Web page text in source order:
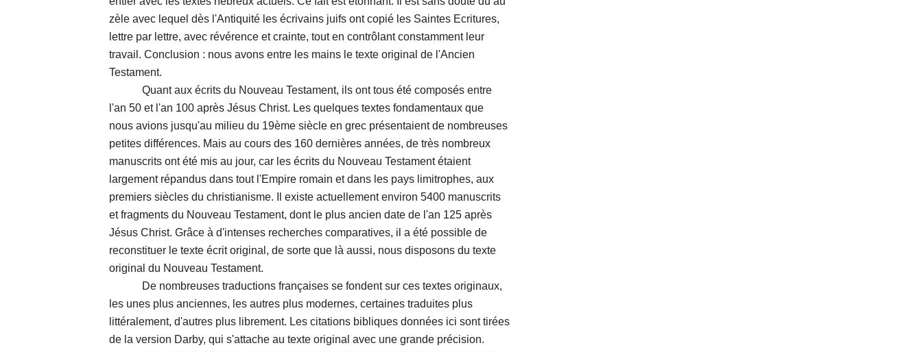
zèle avec lequel dès l'Antiquité les écrivains juifs ont copié les Saintes Ecritures,
lettre par lettre, avec révérence et crainte, tout en contrôlant constamment leur
travail. Conclusion : nous avons entre les mains le texte original de l'Ancien
Testament.
Quant aux écrits du Nouveau Testament, ils ont tous été composés entre
l'an 50 et l'an 100 après Jésus Christ. Les quelques textes fondamentaux que
nous avions jusqu'au milieu du 19ème siècle en grec présentaient de nombreuses
petites différences. Mais au cours des 160 dernières années, de très nombreux
manuscrits ont été mis au jour, car les écrits du Nouveau Testament étaient
largement répandus dans tout l'Empire romain et dans les pays limitrophes, aux
premiers siècles du christianisme. Il existe actuellement environ 5400 manuscrits
et fragments du Nouveau Testament, dont le plus ancien date de l'an 125 après
Jésus Christ. Grâce à d'intenses recherches comparatives, il a été possible de
reconstituer le texte écrit original, de sorte que là aussi, nous disposons du texte
original du Nouveau Testament.
De nombreuses traductions françaises se fondent sur ces textes originaux,
les unes plus anciennes, les autres plus modernes, certaines traduites plus
littéralement, d'autres plus librement. Les citations bibliques données ici sont tirées
de la version Darby, qui s'attache au texte original avec une grande précision.